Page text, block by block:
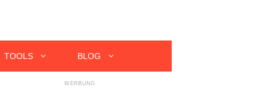
TOOLS BLOG